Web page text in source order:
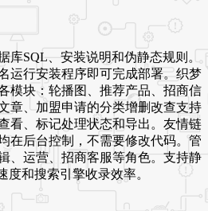
库SQL、安装说明和伪静态规则。
运行安装程序即可完成部署。织梦
模块：轮播图、推荐产品、招商信
章、加盟申请的分类增删改查支持
看、标记处理状态和导出。友情链
在后台控制，不需要修改代码。管
、运营、招商客服等角色。支持静
和搜索引擎收录效率。